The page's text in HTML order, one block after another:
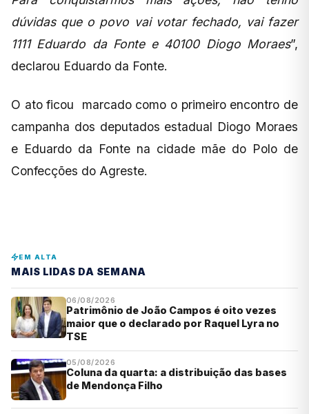
dúvidas que o povo vai votar fechado, vai fazer
1111 Eduardo da Fonte e 40100 Diogo Moraes”,
declarou Eduardo da Fonte.
O ato ficou marcado como o primeiro encontro de
campanha dos deputados estadual Diogo Moraes
e Eduardo da Fonte na cidade mãe do Polo de
Confecções do Agreste.
EM ALTA
MAIS LIDAS DA SEMANA
06/08/2026
Patrimônio de João Campos é oito vezes
maior que o declarado por Raquel Lyra no
TSE
05/08/2026
Coluna da quarta: a distribuição das bases
de Mendonça Filho